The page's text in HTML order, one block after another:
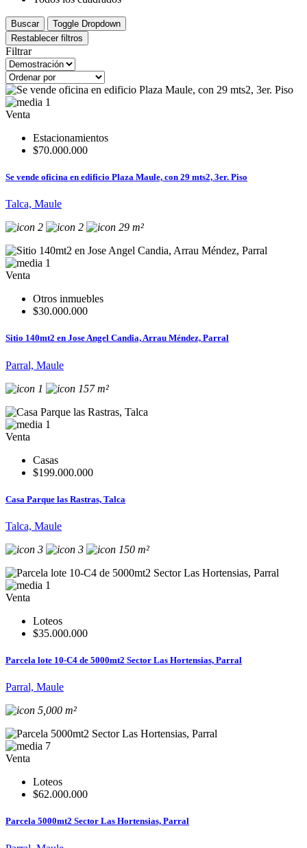
Buscar
Toggle Dropdown
Restablecer filtros
Filtrar
1
Venta
Estacionamientos
$70.000.000
Se vende oficina en edificio Plaza Maule, con 29 mts2, 3er. Piso
Talca, Maule
2
2 29 m²
1
Venta
Otros inmuebles
$30.000.000
Sitio 140mt2 en Jose Angel Candia, Arrau Méndez, Parral
Parral, Maule
1
157 m²
1
Venta
Casas
$199.000.000
Casa Parque las Rastras, Talca
Talca, Maule
3
3 150 m²
1
Venta
Loteos
$35.000.000
Parcela lote 10-C4 de 5000mt2 Sector Las Hortensias, Parral
Parral, Maule
5,000 m²
7
Venta
Loteos
$62.000.000
Parcela 5000mt2 Sector Las Hortensias, Parral